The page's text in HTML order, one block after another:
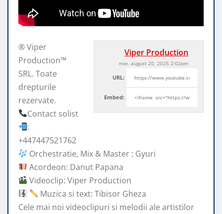
Viper Production
mie, august 20, 2025 2:02pm
URL:
Embed:
® Viper
Production™
SRL. Toate
drepturile
rezervate.
Contact solist
:
+447447521762
Orchestratie, Mix & Master : Gyuri
Acordeon: Danut Papana
Videoclip: Viper Production
Muzica si text: Tibisor Gheza
Cele mai noi videoclipuri si melodii ale artistilor